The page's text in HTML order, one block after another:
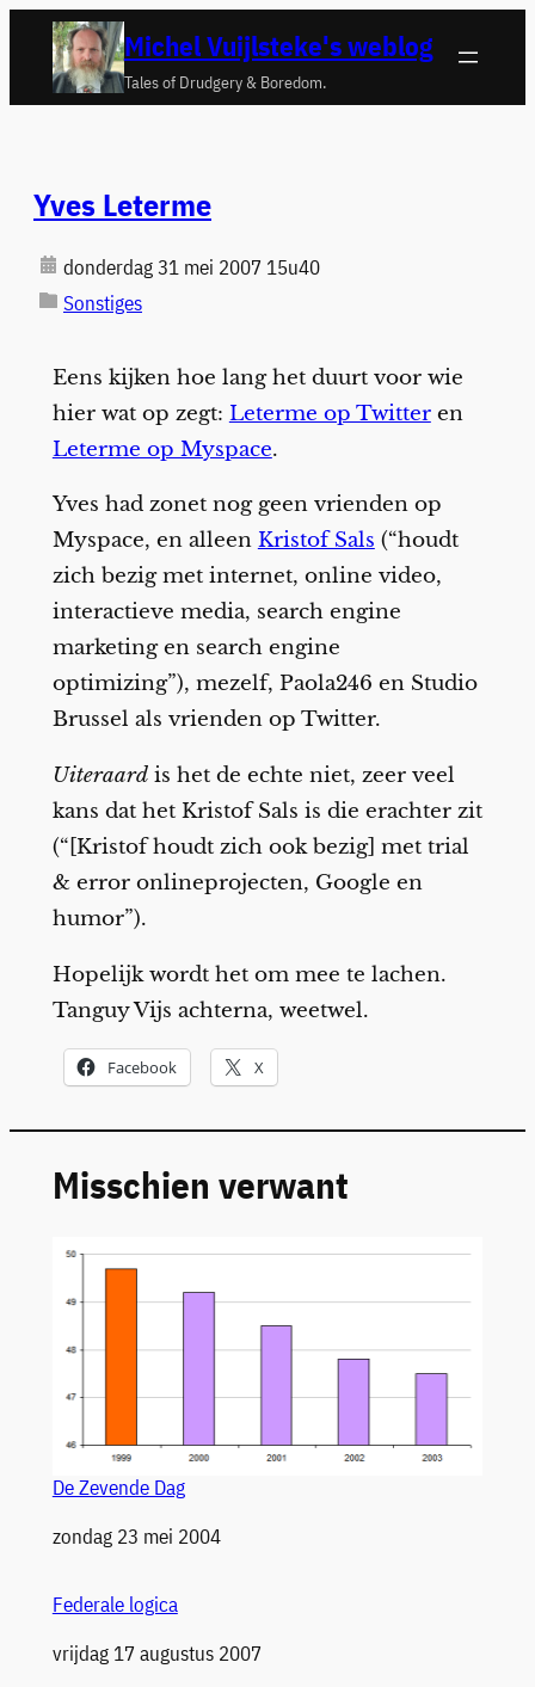
naar
Michel Vuijlsteke's weblog
Tales of Drudgery & Boredom.
Yves Leterme
donderdag 31 mei 2007 15u40
Sonstiges
Eens kijken hoe lang het duurt voor wie
hier wat op zegt: Leterme op Twitteren
Leterme op Myspace.
Yves had zonet nog geen vrienden op
Myspace, en alleen Kristof Sals (“houdt
zich bezig met internet, online video,
interactieve media, search engine
marketing en search engine
optimizing”), mezelf, Paola246 en Studio
Brussel als vrienden op Twitter.
Uiteraardis het de echte niet, zeer veel
kans dat het Kristof Sals is die erachter zit
(“[Kristof houdt zich ook bezig] met trial
& error onlineprojecten, Google en
humor”).
Hopelijk wordt het om mee te lachen.
Tanguy Vijs achterna, weetwel.
Facebook X
Misschien verwant
De Zevende Dag
Datum
zondag 23 mei 2004
Federale logica
Datum
vrijdag 17 augustus 2007